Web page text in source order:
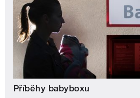
Příběhy babyboxu